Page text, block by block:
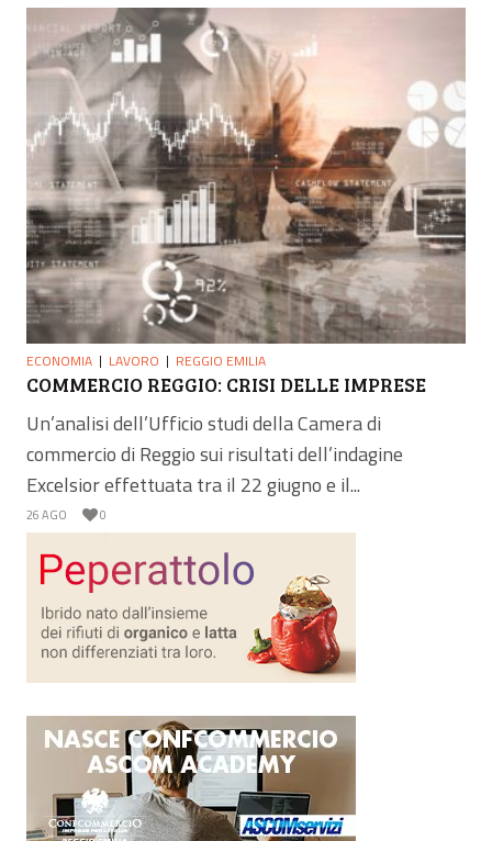
ECONOMIA LAVORO REGGIO EMILIA
COMMERCIO REGGIO: CRISI DELLE IMPRESE
Un’analisi dell’Ufficio studi della Camera di
commercio di Reggio sui risultati dell’indagine
Excelsior effettuata tra il 22 giugno e il...
26 AGO 0